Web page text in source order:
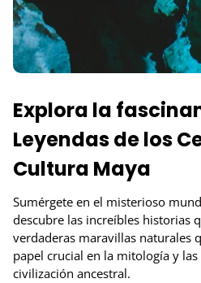
Explora la
Leyendas de los
Cultura Maya
Sumérgete en el misterioso
descubre las increíbles historias
verdaderas maravillas naturales
papel crucial en la mitología y las
civilización ancestral.